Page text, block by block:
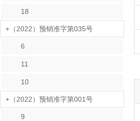
18
+（2022）预销准字第035号
6
11
10
+（2022）预销准字第001号
9